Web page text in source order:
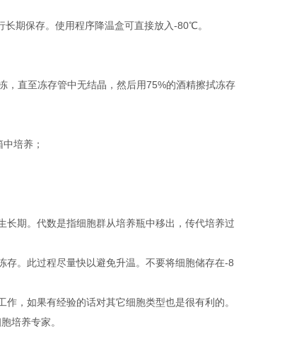
期保存。使用程序降温盒可直接放入-80℃。
直至冻存管中无结晶，然后用75%的酒精擦拭冻存
培养；
期。代数是指细胞群从培养瓶中移出，传代培养过
。此过程尽量快以避免升温。不要将细胞储存在-8
，如果有经验的话对其它细胞类型也是很有利的。
培养专家。